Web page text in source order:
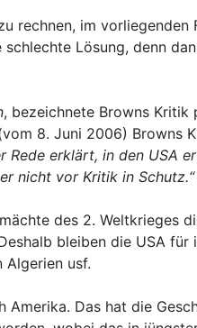
rechnen, im
Lösung, denn
, bezeichnete Browns Kritik
8. Juni 2006)
erklärt, in den USA
nicht vor Kritik in Schutz.“
des 2. Weltkrieges
bleiben die USA
Algerien usf.
Das hat die